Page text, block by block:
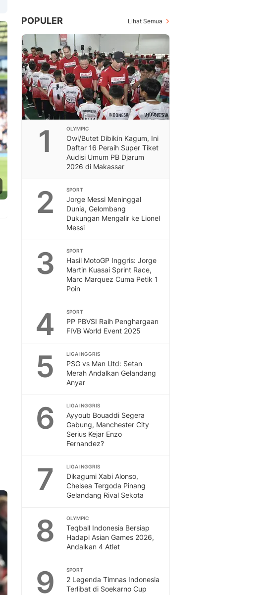
POPULER Lihat Semua
1 OLYMPIC
Owi/Butet Dibikin Kagum, Ini
Daftar 16 Peraih Super Tiket
Audisi Umum PB Djarum
2026 di Makassar
2 SPORT
Jorge Messi Meninggal
Dunia, Gelombang
Dukungan Mengalir ke Lionel
Messi
3 SPORT
Hasil MotoGP Inggris: Jorge
Martin Kuasai Sprint Race,
Marc Marquez Cuma Petik 1
Poin
4 SPORT
PP PBVSI Raih Penghargaan
FIVB World Event 2025
5 LIGA INGGRIS
PSG vs Man Utd: Setan
Merah Andalkan Gelandang
Anyar
6 LIGA INGGRIS
Ayyoub Bouaddi Segera
Gabung, Manchester City
Serius Kejar Enzo
Fernandez?
7 LIGA INGGRIS
Dikagumi Xabi Alonso,
Chelsea Tergoda Pinang
Gelandang Rival Sekota
8 OLYMPIC
Teqball Indonesia Bersiap
Hadapi Asian Games 2026,
Andalkan 4 Atlet
9 SPORT
2 Legenda Timnas Indonesia
Terlibat di Soekarno Cup